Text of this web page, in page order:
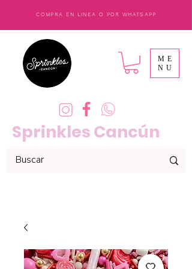
COMPRA EN LINEA O POR WHATSAPP
Sprinkles Cancún
ME
NU